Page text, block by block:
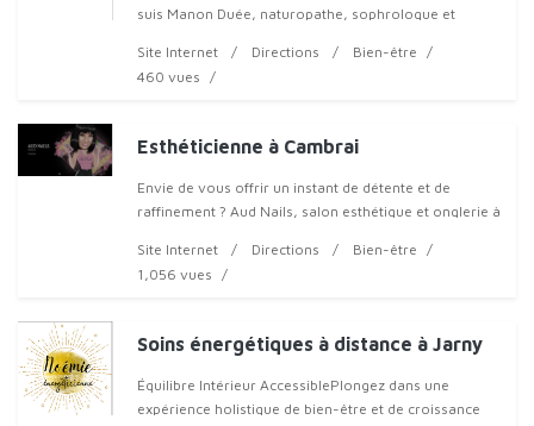
suis Manon Duée, naturopathe, sophrologue et
Site Internet
Directions
Bien-être
460 vues
Esthéticienne à Cambrai
Envie de vous offrir un instant de détente et de
raffinement ? Aud Nails, salon esthétique et onglerie à
Site Internet
Directions
Bien-être
1,056 vues
Soins énergétiques à distance à Jarny
Équilibre Intérieur AccessiblePlongez dans une
expérience holistique de bien-être et de croissance